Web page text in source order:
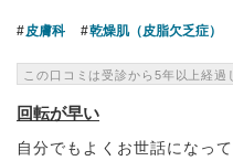
皮膚科 乾燥肌（皮脂欠乏症）
この口コミは受診から5年以上経過
回転が早い
自分でもよくお世話になっ